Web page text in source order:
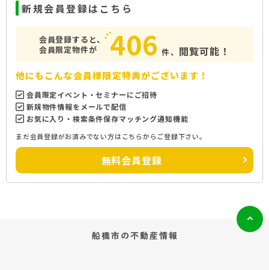
新規会員登録はこちら
会員登録すると、
会員限定物件が
406 件、 閲覧可能！
他にもこんな会員様限定特典がございます！
会員限定イベント・セミナーにご招待
新規物件情報をメールで配信
お気に入り・検索条件保存マッチング通知機能
まだ会員登録がお済みでない方はこちらからご登録下さい。
無料会員登録
船橋市の不動産情報